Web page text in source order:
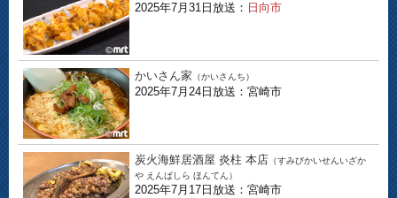
2025年7月31日放送： 日向市
かいさん家 （かいさんち）
2025年7月24日放送：宮崎市
炭火海鮮居酒屋 炎柱 本店 （すみびかいせんいざか
や えんばしら ほんてん）
2025年7月17日放送：宮崎市